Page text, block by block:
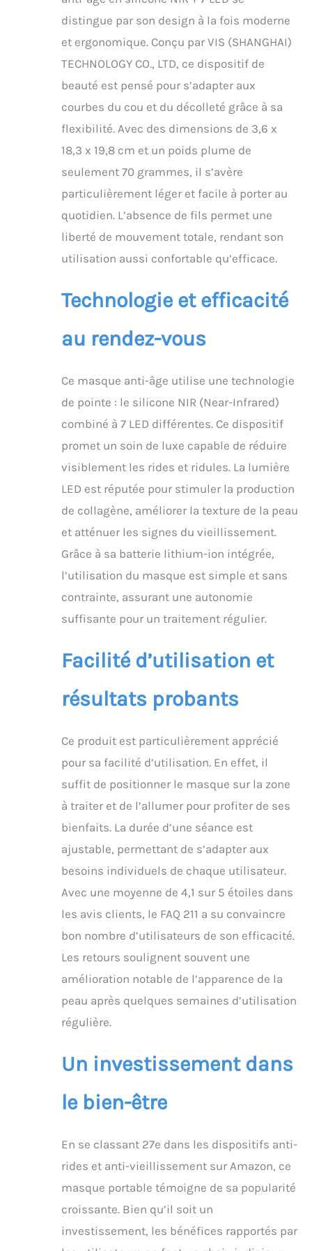
unifie le teint.
COUVERTURE
points LED
stratégiquement placés
sur la surface en
silicone assurent une
répartition uniforme de
la lumière, pour un soin
de beauté de qualité
professionnelle.
AJUSTEMENT PARFAIT Le
masque unique et
flexible épouse votre
cou et votre décolleté
comme une seconde
peau légère et
transparente, pour une
sensation confortable
supérieur. PRODUITS DE
décolleté flexible et
mouvement et peut se
porter de l’autre côté
l’acné du dos.
distingue par son design à la fois moderne
et ergonomique. Conçu par VIS (SHANGHAI)
TECHNOLOGY CO., LTD, ce dispositif de
beauté est pensé pour s’adapter aux
courbes du cou et du décolleté grâce à sa
flexibilité. Avec des dimensions de 3,6 x
18,3 x 19,8 cm et un poids plume de
seulement 70 grammes, il s’avère
particulièrement léger et facile à porter au
quotidien. L’absence de fils permet une
liberté de mouvement totale, rendant son
utilisation aussi confortable qu’efficace.
Technologie et efficacité
au rendez-vous
Ce masque anti-âge utilise une technologie
de pointe : le silicone NIR (Near-Infrared)
combiné à 7 LED différentes. Ce dispositif
promet un soin de luxe capable de réduire
visiblement les rides et ridules. La lumière
LED est réputée pour stimuler la production
de collagène, améliorer la texture de la peau
et atténuer les signes du vieillissement.
Grâce à sa batterie lithium-ion intégrée,
l’utilisation du masque est simple et sans
contrainte, assurant une autonomie
suffisante pour un traitement régulier.
Facilité d’utilisation et
résultats probants
Ce produit est particulièrement apprécié
pour sa facilité d’utilisation. En effet, il
suffit de positionner le masque sur la zone
à traiter et de l’allumer pour profiter de ses
bienfaits. La durée d’une séance est
ajustable, permettant de s’adapter aux
besoins individuels de chaque utilisateur.
Avec une moyenne de 4,1 sur 5 étoiles dans
les avis clients, le FAQ 211 a su convaincre
bon nombre d’utilisateurs de son efficacité.
Les retours soulignent souvent une
amélioration notable de l’apparence de la
peau après quelques semaines d’utilisation
régulière.
Un investissement dans
le bien-être
En se classant 27e dans les dispositifs anti-
rides et anti-vieillissement sur Amazon, ce
masque portable témoigne de sa popularité
croissante. Bien qu’il soit un
investissement, les bénéfices rapportés par